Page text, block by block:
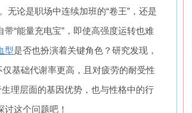
无论是职场中连续加班的“卷王”，还是
“能量充电宝”，即使高强度运转也难
型是否也扮演着关键角色？研究发现，
基础代谢率更高，且对疲劳的耐受性
理层面的基因优势，也与性格中的行
讨这个问题吧！